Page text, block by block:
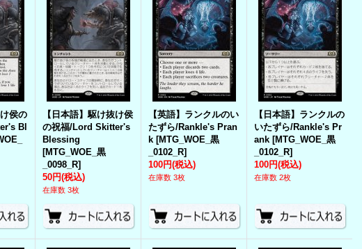
侯の
Bl
【日本語】駆け抜け侯
の祝福/Lord Skitter's
Blessing
[MTG_WOE_黒
_0098_R]
50円(税込)
在庫数 3枚
【英語】ランクルのい
たずら/Rankle's Pran
k [MTG_WOE_黒
_0102_R]
100円(税込)
在庫数 3枚
【日本語】ランクルの
いたずら/Rankle's Pr
ank [MTG_WOE_黒
_0102_R]
100円(税込)
在庫数 2枚